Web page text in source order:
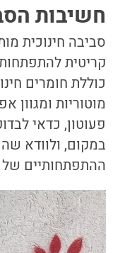
חשיבות
סביבה חינוכית
קריטית
כוללת חומרים
מוטוריות ומגוון
פעוטון, כדאי
במקום, ולוודא
ההתפתחותיים של